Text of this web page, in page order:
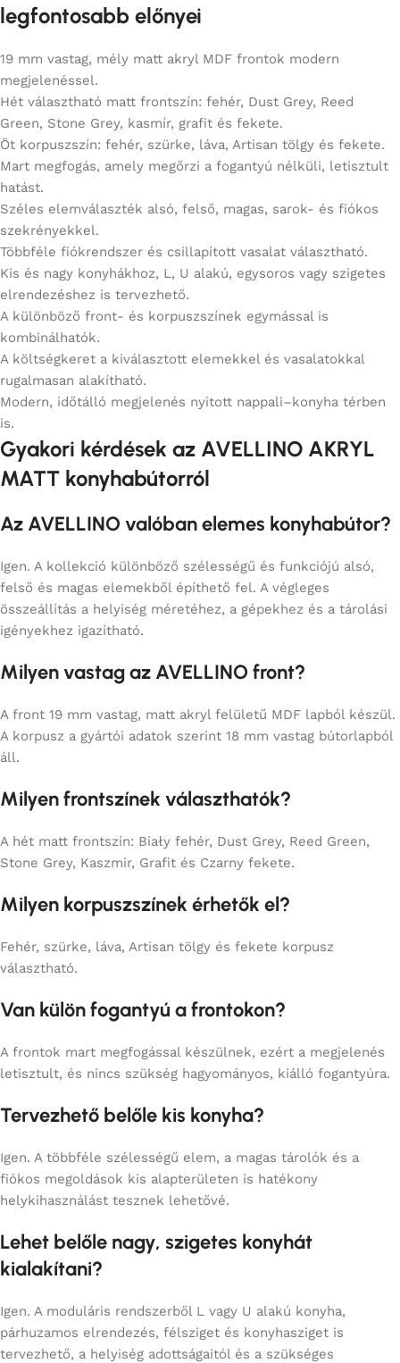
legfontosabb előnyei
19 mm vastag, mély matt akryl MDF frontok modern
megjelenéssel.
Hét választható matt frontszín: fehér, Dust Grey, Reed
Green, Stone Grey, kasmír, grafit és fekete.
Öt korpuszszín: fehér, szürke, láva, Artisan tölgy és fekete.
Mart megfogás, amely megőrzi a fogantyú nélküli, letisztult
hatást.
Széles elemválaszték alsó, felső, magas, sarok- és fiókos
szekrényekkel.
Többféle fiókrendszer és csillapított vasalat választható.
Kis és nagy konyhákhoz, L, U alakú, egysoros vagy szigetes
elrendezéshez is tervezhető.
A különböző front- és korpuszszínek egymással is
kombinálhatók.
A költségkeret a kiválasztott elemekkel és vasalatokkal
rugalmasan alakítható.
Modern, időtálló megjelenés nyitott nappali–konyha térben
is.
Gyakori kérdések az AVELLINO AKRYL
MATT konyhabútorról
Az AVELLINO valóban elemes konyhabútor?
Igen. A kollekció különböző szélességű és funkciójú alsó,
felső és magas elemekből építhető fel. A végleges
összeállítás a helyiség méretéhez, a gépekhez és a tárolási
igényekhez igazítható.
Milyen vastag az AVELLINO front?
A front 19 mm vastag, matt akryl felületű MDF lapból készül.
A korpusz a gyártói adatok szerint 18 mm vastag bútorlapból
áll.
Milyen frontszínek választhatók?
A hét matt frontszín: Biały fehér, Dust Grey, Reed Green,
Stone Grey, Kaszmir, Grafit és Czarny fekete.
Milyen korpuszszínek érhetők el?
Fehér, szürke, láva, Artisan tölgy és fekete korpusz
választható.
Van külön fogantyú a frontokon?
A frontok mart megfogással készülnek, ezért a megjelenés
letisztult, és nincs szükség hagyományos, kiálló fogantyúra.
Tervezhető belőle kis konyha?
Igen. A többféle szélességű elem, a magas tárolók és a
fiókos megoldások kis alapterületen is hatékony
helykihasználást tesznek lehetővé.
Lehet belőle nagy, szigetes konyhát
kialakítani?
Igen. A moduláris rendszerből L vagy U alakú konyha,
párhuzamos elrendezés, félsziget és konyhasziget is
tervezhető, a helyiség adottságaitól és a szükséges